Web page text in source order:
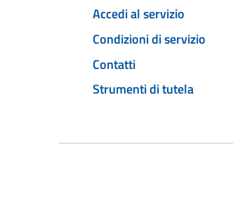
Accedi al servizio
Condizioni di servizio
Contatti
Strumenti di tutela